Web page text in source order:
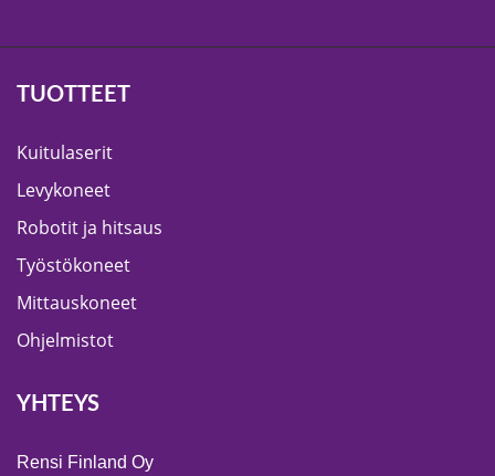
TUOTTEET
Kuitulaserit
Levykoneet
Robotit ja hitsaus
Työstökoneet
Mittauskoneet
Ohjelmistot
YHTEYS
Rensi Finland Oy